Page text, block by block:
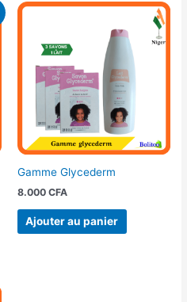
Gamme Glycederm
8.000 CFA
Ajouter au panier